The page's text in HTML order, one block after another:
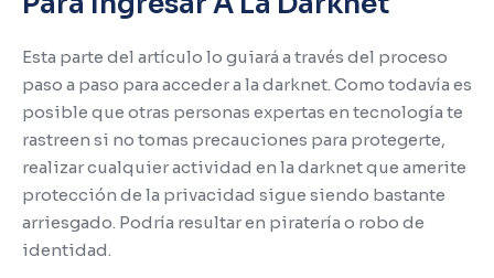
Esta parte del artículo lo guiará a través del proceso
paso a paso para acceder a la darknet. Como todavía es
posible que otras personas expertas en tecnología te
rastreen si no tomas precauciones para protegerte,
realizar cualquier actividad en la darknet que amerite
protección de la privacidad sigue siendo bastante
arriesgado. Podría resultar en piratería o robo de
identidad.